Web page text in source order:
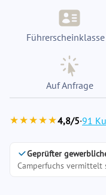
Auf Anfrage
★★★★★4,8/5·91
Geprüfter
Camperfuchs vermittelt